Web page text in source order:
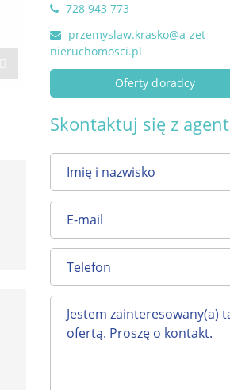
728 943 773
przemyslaw.krasko@a-zet-
nieruchomosci.pl
Oferty doradcy
Skontaktuj się z